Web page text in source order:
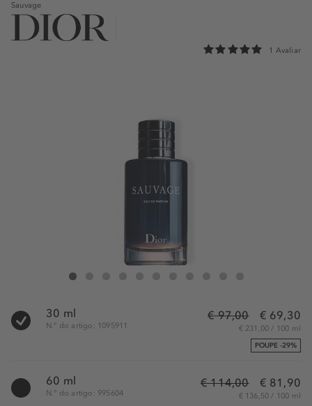
Sauvage
1 Avaliar
DIOR Sauvage Eau de Parfum - Eau de parfum recarregável - Notas
30 ml
N.° do artigo: 1095911
€ 97,00 € 69,30
€ 231,00 / 100 ml
POUPE -29%
60 ml
N.° do artigo: 995604
€ 114,00 € 81,90
€ 136,50 / 100 ml